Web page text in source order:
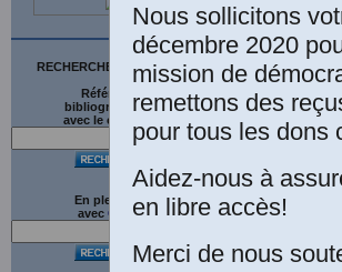
RECHERCHE SUR LE SITE
Références
bibliographiques
avec le catalogue
En plein texte
avec G gle
Nous sollicitons
décembre 2020
mission de
remettons des
pour tous les dons
Aidez-nous à
en libre accès!
Merci de nous